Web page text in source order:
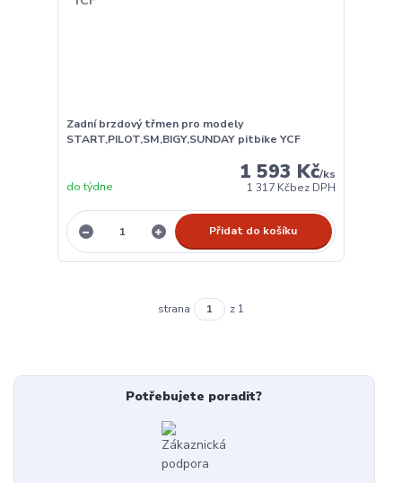
Zadní brzdový třmen pro modely
START,PILOT,SM,BIGY,SUNDAY pitbike YCF
1 593 Kč/ks
1 317 Kčbez DPH
do týdne
Přidat do košíku
strana z 1
Potřebujete poradit?